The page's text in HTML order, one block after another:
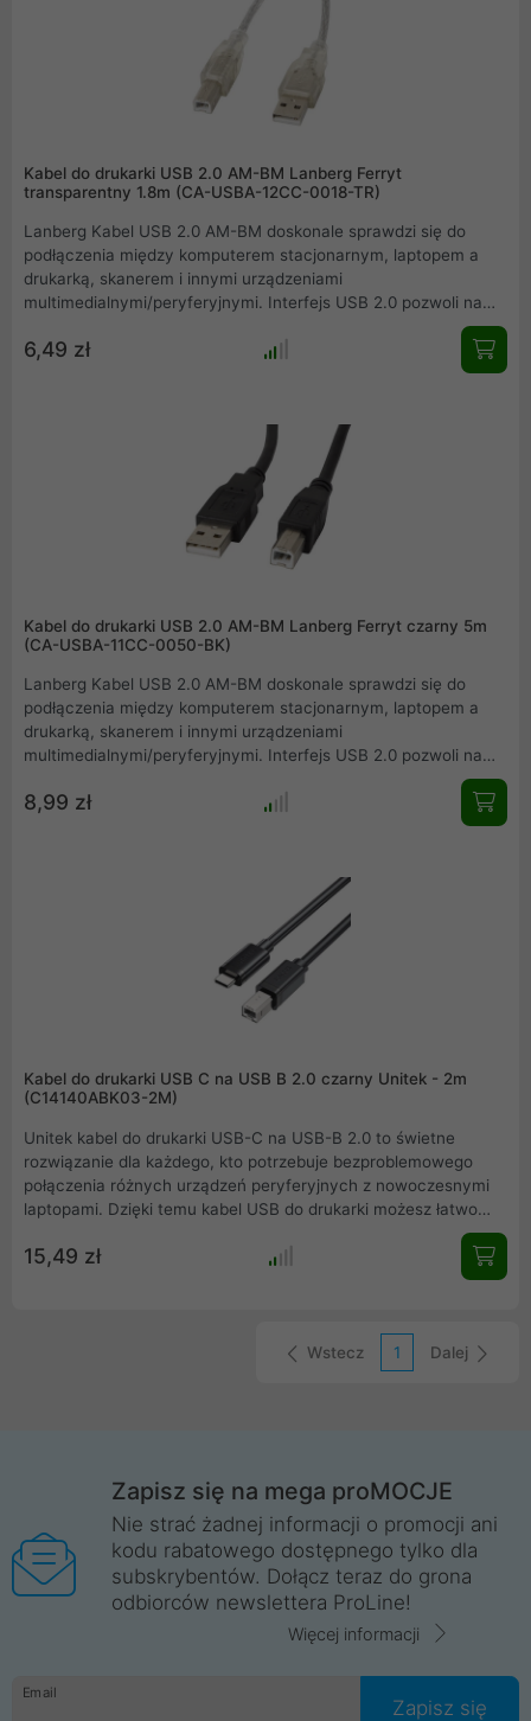
Kabel do drukarki USB 2.0 AM-BM Lanberg Ferryt
transparentny 1.8m (CA-USBA-12CC-0018-TR)
Lanberg Kabel USB 2.0 AM-BM doskonale sprawdzi się do
podłączenia między komputerem stacjonarnym, laptopem a
drukarką, skanerem i innymi urządzeniami
multimedialnymi/peryferyjnymi. Interfejs USB 2.0 pozwoli na
zastosowaniu ferrytowego rdzenia, sygnał transmitowany
przez kabel jest w większym procencie zachowywany zgodnie
6,49 zł
Kabel do drukarki USB 2.0 AM-BM Lanberg Ferryt czarny 5m
(CA-USBA-11CC-0050-BK)
Lanberg Kabel USB 2.0 AM-BM doskonale sprawdzi się do
podłączenia między komputerem stacjonarnym, laptopem a
drukarką, skanerem i innymi urządzeniami
multimedialnymi/peryferyjnymi. Interfejs USB 2.0 pozwoli na
zastosowaniu ferrytowego rdzenia, sygnał transmitowany
przez kabel jest w większym procencie zachowywany zgodnie
8,99 zł
Kabel do drukarki USB C na USB B 2.0 czarny Unitek - 2m
(C14140ABK03-2M)
Unitek kabel do drukarki USB-C na USB-B 2.0 to świetne
rozwiązanie dla każdego, kto potrzebuje bezproblemowego
połączenia różnych urządzeń peryferyjnych z nowoczesnymi
laptopami. Dzięki temu kabel USB do drukarki możesz łatwo
podłączyć drukarki, skanery, faks czy urządzenia audio do
komputerów wyposażonych w port USB-C. Z pomocą tego
rozgałęźnika USB nie musisz się już martwić o problemy z
15,49 zł
Wstecz 1 Dalej
Zapisz się na mega proMOCJE
Nie strać żadnej informacji o promocji ani
kodu rabatowego dostępnego tylko dla
subskrybentów. Dołącz teraz do grona
odbiorców newslettera ProLine!
Więcej informacji
Email
Zapisz się